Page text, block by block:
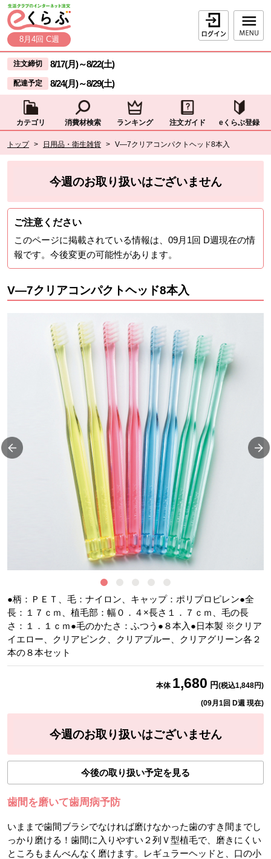
ページの先頭です。
本文へジャンプする。
8月4回 C週
ログイン
ここからサイト内共通メニューです。
サイト内共通メニューをスキップする
注文締切 8/17(月)～8/22(土)
配達予定 8/24(月)～8/29(土)
カテゴリ 消費材検索 ランキング 注文ガイド eくらぶ登録
トップ > 日用品・衛生雑貨 > V—7クリアコンパクトヘッド8本入
現在位置ここまで
今週のお取り扱いはございません
ご注意ください
このページに掲載されている情報は、 09月1回 D週現在の情
報です。今後変更の可能性があります。
V—7クリアコンパクトヘッド8本入
●柄：ＰＥＴ、毛：ナイロン、キャップ：ポリプロピレン●全
長：１７ｃｍ、植毛部：幅０．４×長さ１．７ｃｍ、毛の長
さ：１．１ｃｍ●毛のかたさ：ふつう●８本入●日本製 ※クリア
イエロー、クリアピンク、クリアブルー、クリアグリーン各２
本の８本セット
本体 1,680 円(税込1,848円)
(09月1回 D週 現在)
今週のお取り扱いはございません
今後の取り扱い予定を見る
歯間を磨いて歯周病予防
いままで歯間ブラシでなければ磨けなかった歯のすき間までし
っかり磨ける！歯間に入りやすい２列Ｖ型植毛で、磨きにくい
ところもまんべんなく磨けます。レギュラーヘッドと、口の小